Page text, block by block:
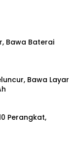
Bawa Baterai
Bawa Layar
Perangkat,